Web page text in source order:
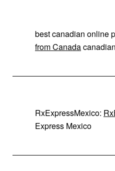
best canadian online
from Canada
RxExpressMexico:
Express Mexico